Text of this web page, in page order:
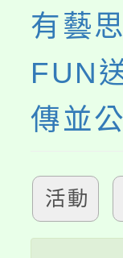
有藝
FUN
傳並
活動